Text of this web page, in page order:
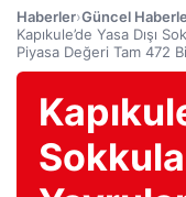
Haberler›Güncel
Kapıkule’de Yasa Dışı
Piyasa Değeri Tam 472